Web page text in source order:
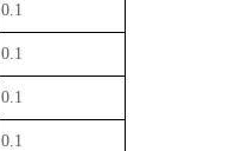
0.1
0.1
0.1
0.1